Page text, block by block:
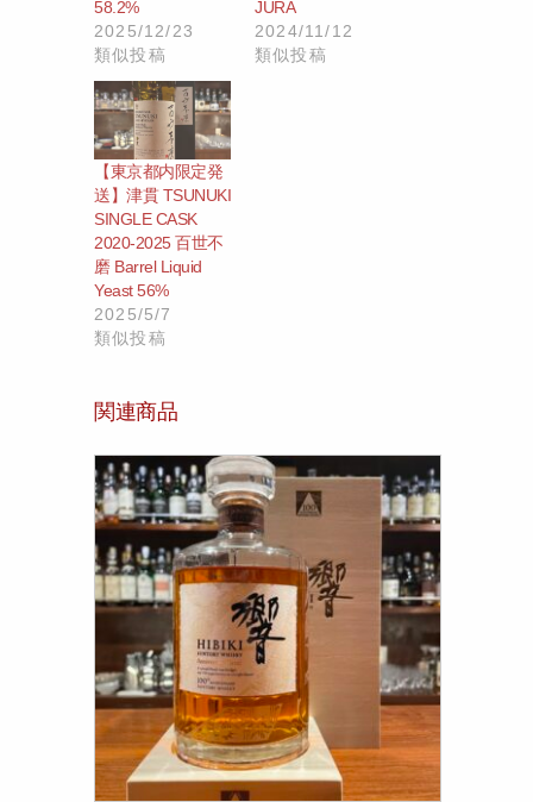
58.2%
2025/12/23
類似投稿
JURA
2024/11/12
類似投稿
【東京都内限定発
送】津貫 TSUNUKI
SINGLE CASK
2020-2025 百世不
磨 Barrel Liquid
Yeast 56%
2025/5/7
類似投稿
関連商品